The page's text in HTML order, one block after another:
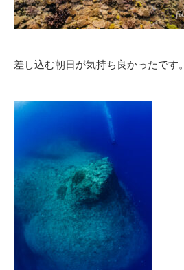
差し込む朝日が気持ち良かったです。